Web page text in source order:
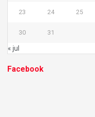
23 24 25
30 31
« jul
Facebook